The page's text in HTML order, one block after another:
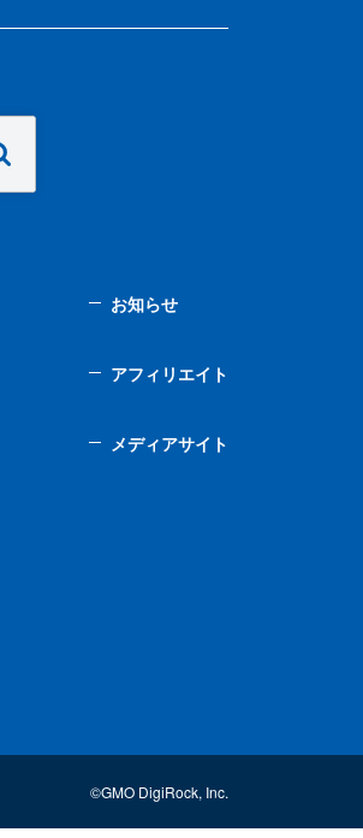
お知らせ
アフィリエイト
メディアサイト
©GMO DigiRock, Inc.